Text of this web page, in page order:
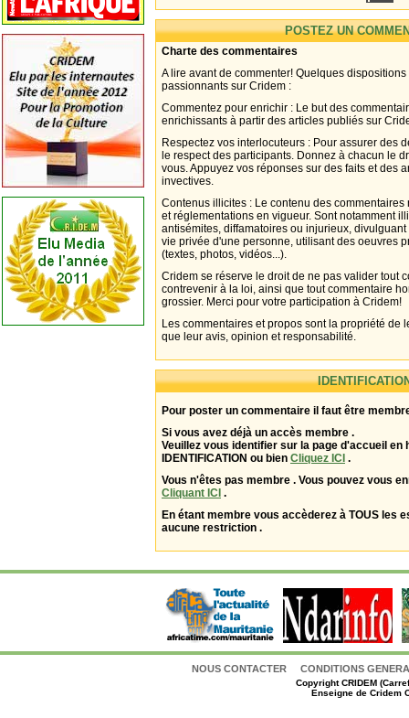
POSTEZ UN
Charte des commentaires
A lire avant de commenter! Quelques
passionnants sur Cridem :
Commentez pour enrichir : Le but des
enrichissants à partir des articles publiés sur
Respectez vos interlocuteurs : Pour assurer des
le respect des participants. Donnez à chacun le
vous. Appuyez vos réponses sur des faits et des
invectives.
Contenus illicites : Le contenu des
et réglementations en vigueur. Sont notamment
antisémites, diffamatoires ou injurieux,
vie privée d'une personne, utilisant des oeuvres
(textes, photos, vidéos...).
Cridem se réserve le droit de ne pas valider tout
contrevenir à la loi, ainsi que tout commentaire
grossier. Merci pour votre participation à Cridem!
Les commentaires et propos sont la propriété de
que leur avis, opinion et responsabilité.
Pour poster un commentaire il faut être
Si vous avez déjà un accès membre .
Veuillez vous identifier sur la page d'accueil en
IDENTIFICATION ou bien Cliquez ICI .
Vous n'êtes pas membre . Vous pouvez vous
Cliquant ICI .
En étant membre vous accèderez à TOUS les
aucune restriction .
NOUS CONTACTER CONDITIONS
CopyrightCRIDEM
Enseigne de Cridem